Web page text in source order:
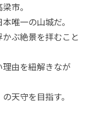
市。
唯一の山城だ。
ぶ絶景を拝むこと
由を紐解きなが
天守を目指す。